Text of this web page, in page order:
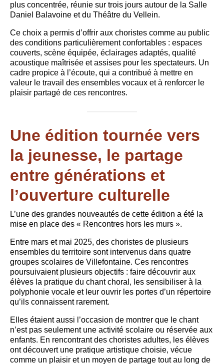
plus concentrée, réunie sur trois jours autour de la Salle
Daniel Balavoine et du Théâtre du Vellein.
Ce choix a permis d’offrir aux choristes comme au public
des conditions particulièrement confortables : espaces
couverts, scène équipée, éclairages adaptés, qualité
acoustique maîtrisée et assises pour les spectateurs. Un
cadre propice à l’écoute, qui a contribué à mettre en
valeur le travail des ensembles vocaux et à renforcer le
plaisir partagé de ces rencontres.
Une édition tournée vers
la jeunesse, le partage
entre générations et
l’ouverture culturelle
L’une des grandes nouveautés de cette édition a été la
mise en place des « Rencontres hors les murs ».
Entre mars et mai 2025, des choristes de plusieurs
ensembles du territoire sont intervenus dans quatre
groupes scolaires de Villefontaine. Ces rencontres
poursuivaient plusieurs objectifs : faire découvrir aux
élèves la pratique du chant choral, les sensibiliser à la
polyphonie vocale et leur ouvrir les portes d’un répertoire
qu’ils connaissent rarement.
Elles étaient aussi l’occasion de montrer que le chant
n’est pas seulement une activité scolaire ou réservée aux
enfants. En rencontrant des choristes adultes, les élèves
ont découvert une pratique artistique choisie, vécue
comme un plaisir et un moyen de partage tout au long de